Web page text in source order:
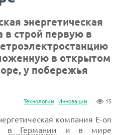
энергетическая
в строй первую в
в открытом
у побережья
Технологии Инновации 15
компания Е-on
в Германии и в мире